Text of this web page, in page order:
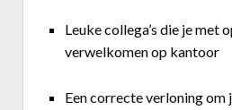
Leuke collega’s die je met
verwelkomen op kantoor
Een correcte verloning om